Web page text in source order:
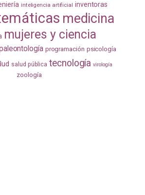
inteligencia artificial inventoras
medicina
mujeres y ciencia
programación psicología
salud pública tecnología virología
zoología